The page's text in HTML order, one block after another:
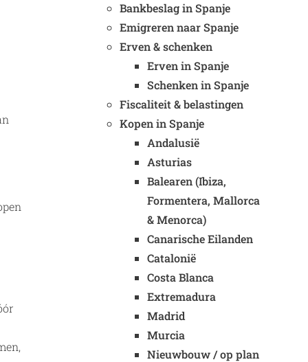
Bankbeslag in Spanje
Emigreren naar Spanje
Erven & schenken
Erven in Spanje
Schenken in Spanje
Fiscaliteit & belastingen
Kopen in Spanje
Andalusië
Asturias
Balearen (Ibiza,
Formentera, Mallorca
& Menorca)
Canarische Eilanden
Catalonië
Costa Blanca
Extremadura
Madrid
Murcia
Nieuwbouw / op plan